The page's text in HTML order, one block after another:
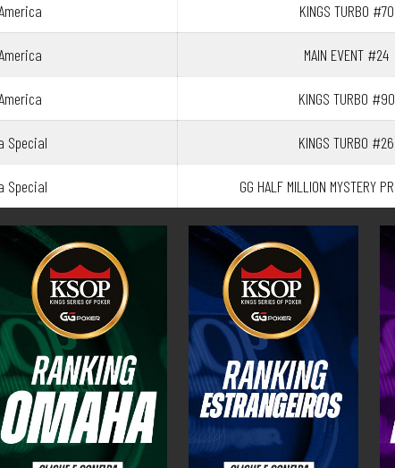
KINGS TURBO #70
MAIN EVENT #24
KINGS TURBO #90
Special KINGS TURBO #26
Special GG HALF MILLION MYSTERY